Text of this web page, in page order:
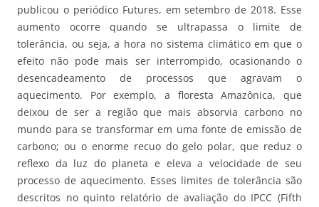
publicou o periódico Futures, em setembro de 2018. Esse
aumento ocorre quando se ultrapassa o limite de
tolerância, ou seja, a hora no sistema climático em que o
efeito não pode mais ser interrompido, ocasionando o
desencadeamento de processos que agravam o
aquecimento. Por exemplo, a floresta Amazônica, que
deixou de ser a região que mais absorvia carbono no
mundo para se transformar em uma fonte de emissão de
carbono; ou o enorme recuo do gelo polar, que reduz o
reflexo da luz do planeta e eleva a velocidade de seu
processo de aquecimento. Esses limites de tolerância são
descritos no quinto relatório de avaliação do IPCC (Fifth